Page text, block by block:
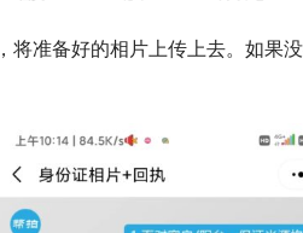
将准备好的相片上传上去。如果